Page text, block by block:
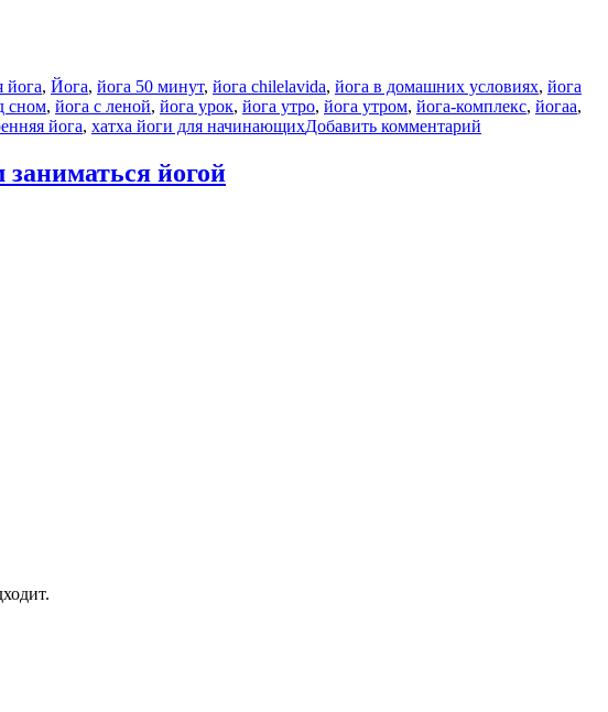
йога, Йога, йога 50 минут, йога chilelavida, йога в домашних условиях, йога
сном, йога с леной, йога урок, йога утро, йога утром, йога-комплекс, йогаа,
йога, хатха йоги для начинающихДобавить комментарий
йогой